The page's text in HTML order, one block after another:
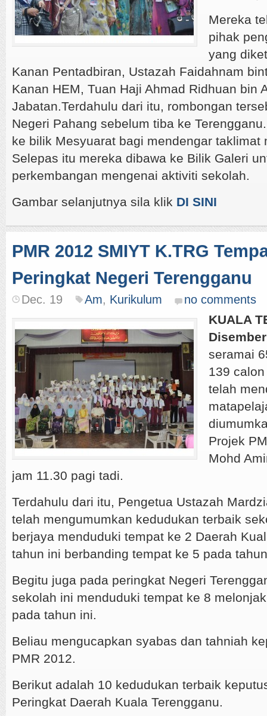
Mereka
pihak
yang
Kanan Pentadbiran, Ustazah Faidahnam
Kanan HEM, Tuan Haji Ahmad Ridhuan bin
Jabatan.Terdahulu dari itu, rombongan
Negeri Pahang sebelum tiba ke
ke bilik Mesyuarat bagi mendengar taklimat
Selepas itu mereka dibawa ke Bilik Galeri
perkembangan mengenai aktiviti sekolah.
Gambar selanjutnya sila klik DI SINI
PMR 2012 SMIYT K.TRG
Peringkat Negeri Terengganu
Dec. 19 Am, Kurikulum no comments
KUALA
seramai
139
telah
Projek
Mohd
jam 11.30 pagi tadi.
Terdahulu dari itu, Pengetua Ustazah
telah mengumumkan kedudukan terbaik
berjaya menduduki tempat ke 2 Daerah
tahun ini berbanding tempat ke 5 pada
Begitu juga pada peringkat Negeri
sekolah ini menduduki tempat ke 8
pada tahun ini.
Beliau mengucapkan syabas dan tahniah
PMR 2012.
Berikut adalah 10 kedudukan terbaik
Peringkat Daerah Kuala Terengganu.